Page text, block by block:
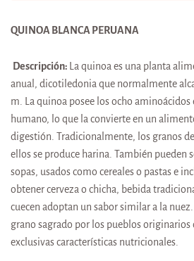
QUINOA BLANCA PERUANA
Descripción:
La quinoa es una planta
anual, dicotiledonia que normalmente
m. L a quinoa posee los ocho aminoácidos
humano, lo que la convierte en un
digestión. Tradicionalmente, los granos
ellos se produce harina. También pueden
sopas, usados como cereales o pastas e
obtener cerveza o chicha, bebida
cuecen adoptan un sabor similar a la
grano sagrado por los pueblos originarios
exclusivas características nutricionales.